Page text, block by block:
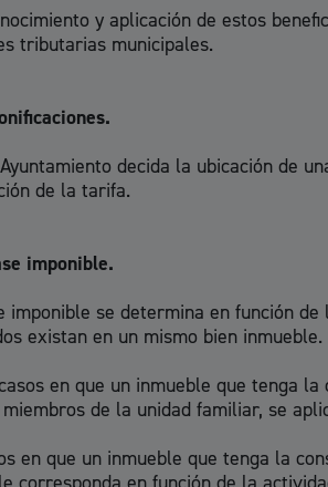
futura
y aplicación de estos
tributarias municipales.
decida la ubicación de
de la tarifa.
imponible.
imponible se determina en función
existan en un mismo bien inmueble.
en que un inmueble que tenga
de la unidad familiar, se
en que un inmueble que tenga la